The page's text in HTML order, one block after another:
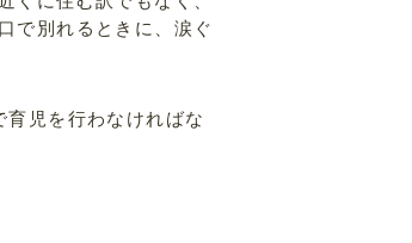
で別れるときに、涙ぐ
児を行わなければな